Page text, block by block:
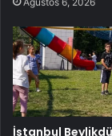
İstanbul